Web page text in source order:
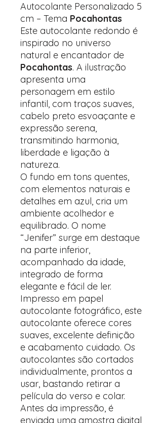
Autocolante Personalizado 5
cm – Tema Pocahontas
Este autocolante redondo é
inspirado no universo
natural e encantador de
Pocahontas. A ilustração
apresenta uma
personagem em estilo
infantil, com traços suaves,
cabelo preto esvoaçante e
expressão serena,
transmitindo harmonia,
liberdade e ligação à
natureza.
O fundo em tons quentes,
com elementos naturais e
detalhes em azul, cria um
ambiente acolhedor e
equilibrado. O nome
“Jenifer” surge em destaque
na parte inferior,
acompanhado da idade,
integrado de forma
elegante e fácil de ler.
Impresso em papel
autocolante fotográfico, este
autocolante oferece cores
suaves, excelente definição
e acabamento cuidado. Os
autocolantes são cortados
individualmente, prontos a
usar, bastando retirar a
película do verso e colar.
Antes da impressão, é
enviada uma amostra digital